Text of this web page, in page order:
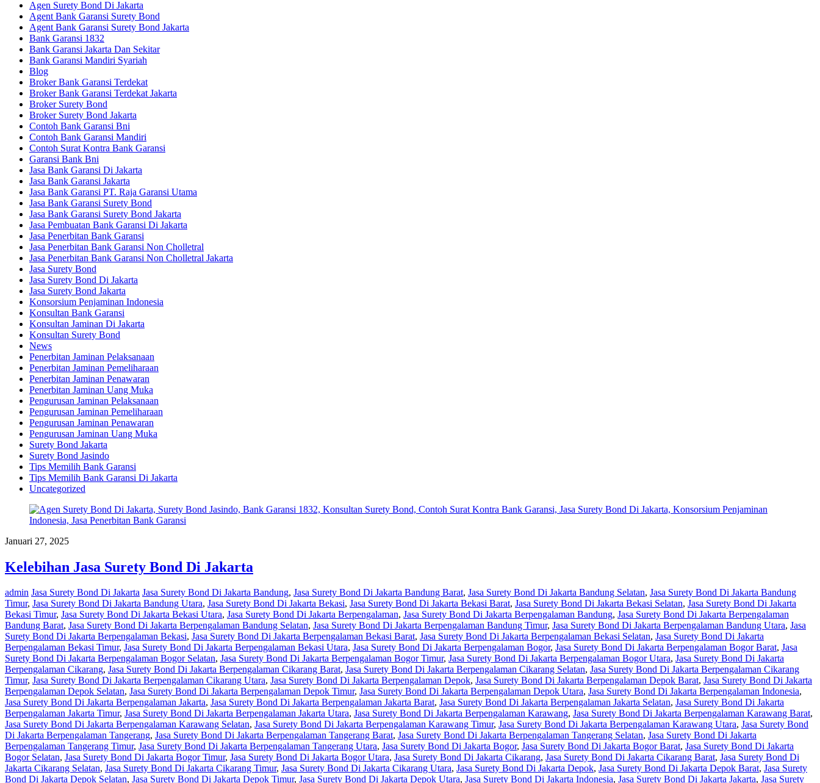
Agen Surety Bond Di Jakarta
Agent Bank Garansi Surety Bond
Agent Bank Garansi Surety Bond Jakarta
Bank Garansi 1832
Bank Garansi Jakarta Dan Sekitar
Bank Garansi Mandiri Syariah
Blog
Broker Bank Garansi Terdekat
Broker Bank Garansi Terdekat Jakarta
Broker Surety Bond
Broker Surety Bond Jakarta
Contoh Bank Garansi Bni
Contoh Bank Garansi Mandiri
Contoh Surat Kontra Bank Garansi
Garansi Bank Bni
Jasa Bank Garansi Di Jakarta
Jasa Bank Garansi Jakarta
Jasa Bank Garansi PT. Raja Garansi Utama
Jasa Bank Garansi Surety Bond
Jasa Bank Garansi Surety Bond Jakarta
Jasa Pembuatan Bank Garansi Di Jakarta
Jasa Penerbitan Bank Garansi
Jasa Penerbitan Bank Garansi Non Cholletral
Jasa Penerbitan Bank Garansi Non Cholletral Jakarta
Jasa Surety Bond
Jasa Surety Bond Di Jakarta
Jasa Surety Bond Jakarta
Konsorsium Penjaminan Indonesia
Konsultan Bank Garansi
Konsultan Jaminan Di Jakarta
Konsultan Surety Bond
News
Penerbitan Jaminan Pelaksanaan
Penerbitan Jaminan Pemeliharaan
Penerbitan Jaminan Penawaran
Penerbitan Jaminan Uang Muka
Pengurusan Jaminan Pelaksanaan
Pengurusan Jaminan Pemeliharaan
Pengurusan Jaminan Penawaran
Pengurusan Jaminan Uang Muka
Surety Bond Jakarta
Surety Bond Jasindo
Tips Memilih Bank Garansi
Tips Memilih Bank Garansi Di Jakarta
Uncategorized
Januari 27, 2025
Kelebihan Jasa Surety Bond Di Jakarta
admin Jasa Surety Bond Di Jakarta Jasa Surety Bond Di Jakarta Bandung, Jasa Surety Bond Di Jakarta Bandung Barat, Jasa Surety Bond Di Jakarta Bandung Selatan, Jasa Surety Bond Di Jakarta Bandung
Timur, Jasa Surety Bond Di Jakarta Bandung Utara, Jasa Surety Bond Di Jakarta Bekasi, Jasa Surety Bond Di Jakarta Bekasi Barat, Jasa Surety Bond Di Jakarta Bekasi Selatan, Jasa Surety Bond Di Jakarta
Bekasi Timur, Jasa Surety Bond Di Jakarta Bekasi Utara, Jasa Surety Bond Di Jakarta Berpengalaman, Jasa Surety Bond Di Jakarta Berpengalaman Bandung, Jasa Surety Bond Di Jakarta Berpengalaman
Bandung Barat, Jasa Surety Bond Di Jakarta Berpengalaman Bandung Selatan, Jasa Surety Bond Di Jakarta Berpengalaman Bandung Timur, Jasa Surety Bond Di Jakarta Berpengalaman Bandung Utara, Jasa
Surety Bond Di Jakarta Berpengalaman Bekasi, Jasa Surety Bond Di Jakarta Berpengalaman Bekasi Barat, Jasa Surety Bond Di Jakarta Berpengalaman Bekasi Selatan, Jasa Surety Bond Di Jakarta
Berpengalaman Bekasi Timur, Jasa Surety Bond Di Jakarta Berpengalaman Bekasi Utara, Jasa Surety Bond Di Jakarta Berpengalaman Bogor, Jasa Surety Bond Di Jakarta Berpengalaman Bogor Barat, Jasa
Surety Bond Di Jakarta Berpengalaman Bogor Selatan, Jasa Surety Bond Di Jakarta Berpengalaman Bogor Timur, Jasa Surety Bond Di Jakarta Berpengalaman Bogor Utara, Jasa Surety Bond Di Jakarta
Berpengalaman Cikarang, Jasa Surety Bond Di Jakarta Berpengalaman Cikarang Barat, Jasa Surety Bond Di Jakarta Berpengalaman Cikarang Selatan, Jasa Surety Bond Di Jakarta Berpengalaman Cikarang
Timur, Jasa Surety Bond Di Jakarta Berpengalaman Cikarang Utara, Jasa Surety Bond Di Jakarta Berpengalaman Depok, Jasa Surety Bond Di Jakarta Berpengalaman Depok Barat, Jasa Surety Bond Di Jakarta
Berpengalaman Depok Selatan, Jasa Surety Bond Di Jakarta Berpengalaman Depok Timur, Jasa Surety Bond Di Jakarta Berpengalaman Depok Utara, Jasa Surety Bond Di Jakarta Berpengalaman Indonesia,
Jasa Surety Bond Di Jakarta Berpengalaman Jakarta, Jasa Surety Bond Di Jakarta Berpengalaman Jakarta Barat, Jasa Surety Bond Di Jakarta Berpengalaman Jakarta Selatan, Jasa Surety Bond Di Jakarta
Berpengalaman Jakarta Timur, Jasa Surety Bond Di Jakarta Berpengalaman Jakarta Utara, Jasa Surety Bond Di Jakarta Berpengalaman Karawang, Jasa Surety Bond Di Jakarta Berpengalaman Karawang Barat,
Jasa Surety Bond Di Jakarta Berpengalaman Karawang Selatan, Jasa Surety Bond Di Jakarta Berpengalaman Karawang Timur, Jasa Surety Bond Di Jakarta Berpengalaman Karawang Utara, Jasa Surety Bond
Di Jakarta Berpengalaman Tangerang, Jasa Surety Bond Di Jakarta Berpengalaman Tangerang Barat, Jasa Surety Bond Di Jakarta Berpengalaman Tangerang Selatan, Jasa Surety Bond Di Jakarta
Berpengalaman Tangerang Timur, Jasa Surety Bond Di Jakarta Berpengalaman Tangerang Utara, Jasa Surety Bond Di Jakarta Bogor, Jasa Surety Bond Di Jakarta Bogor Barat, Jasa Surety Bond Di Jakarta
Bogor Selatan, Jasa Surety Bond Di Jakarta Bogor Timur, Jasa Surety Bond Di Jakarta Bogor Utara, Jasa Surety Bond Di Jakarta Cikarang, Jasa Surety Bond Di Jakarta Cikarang Barat, Jasa Surety Bond Di
Jakarta Cikarang Selatan, Jasa Surety Bond Di Jakarta Cikarang Timur, Jasa Surety Bond Di Jakarta Cikarang Utara, Jasa Surety Bond Di Jakarta Depok, Jasa Surety Bond Di Jakarta Depok Barat, Jasa Surety
Bond Di Jakarta Depok Selatan, Jasa Surety Bond Di Jakarta Depok Timur, Jasa Surety Bond Di Jakarta Depok Utara, Jasa Surety Bond Di Jakarta Indonesia, Jasa Surety Bond Di Jakarta Jakarta, Jasa Surety